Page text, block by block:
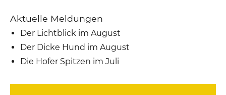
Aktuelle Meldungen
Der Lichtblick im August
Der Dicke Hund im August
Die Hofer Spitzen im Juli